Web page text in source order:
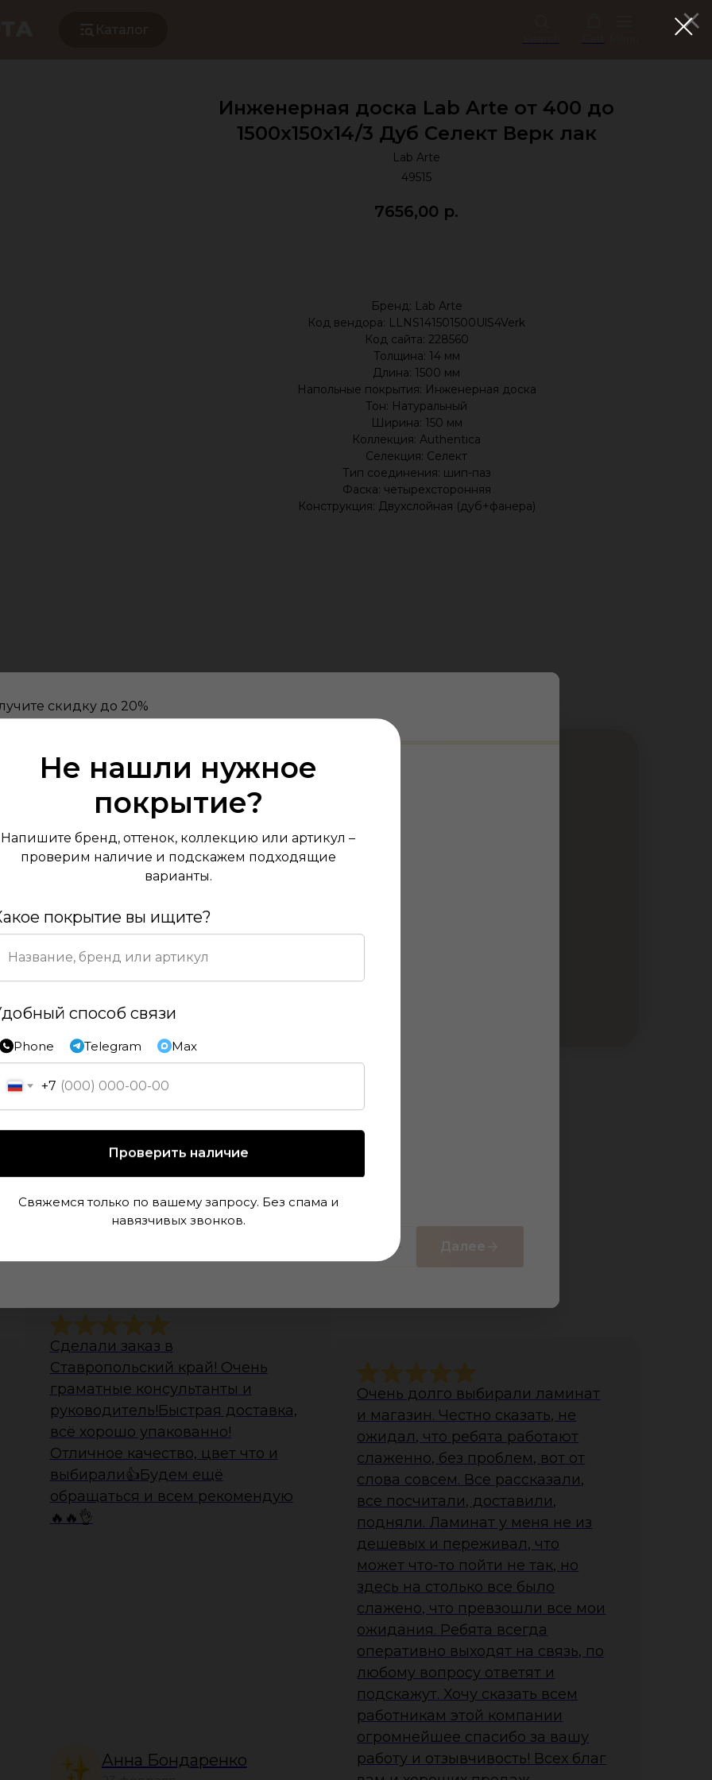
Каталог
скидку до 20%
Вам высветится
его при
Далее
Инженерная доска Lab Arte от 400 до
1500х150х14/3 Дуб Селект Верк лак
Lab Arte
49515
7656,00 р.
Бренд: Lab Arte
Код вендора: LLNS141501500UlS4Verk
Код сайта: 228560
Толщина: 14 мм
Длина: 1500 мм
Напольные покрытия: Инженерная доска
Тон: Натуральный
Ширина: 150 мм
Коллекция: Authentica
Селекция: Селект
Тип соединения: шип-паз
Фаска: четырехсторонняя
Конструкция: Двухслойная (дуб+фанера)
Не нашли нужное
покрытие?
Напишите бренд, оттенок, коллекцию или артикул –
проверим наличие и подскажем подходящие
варианты.
покрытие вы ищите?
способ связи
Phone Telegram Max
+7
Проверить наличие
Свяжемся только по вашему запросу. Без спама и
навязчивых звонков.
наших клиентов
Сделали заказ в
Ставропольский край! Очень
граматные консультанты и
руководитель!Быстрая доставка,
всё хорошо упакованно!
Отличное качество, цвет что и
выбирали👍Будем ещё
обращаться и всем рекомендую
🔥🔥👌
Анна Бондаренко
Очень долго выбирали ламинат
и магазин. Честно сказать, не
ожидал, что ребята работают
слаженно, без проблем, вот от
слова совсем. Все рассказали,
все посчитали, доставили,
подняли. Ламинат у меня не из
дешевых и переживал, что
может что-то пойти не так, но
здесь на столько все было
слажено, что превзошли все мои
ожидания. Ребята всегда
оперативно выходят на связь, по
любому вопросу ответят и
подскажут. Хочу сказать всем
работникам этой компании
огромнейшее спасибо за вашу
работу и отзывчивость! Всех благ